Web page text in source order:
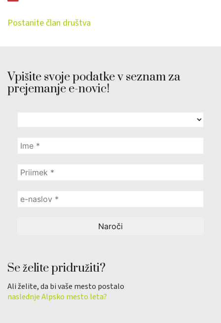
Postanite član društva
Vpišite svoje podatke v seznam za
prejemanje e-novic!
Se želite pridružiti?
Ali želite, da bi vaše mesto postalo
naslednje Alpsko mesto leta?